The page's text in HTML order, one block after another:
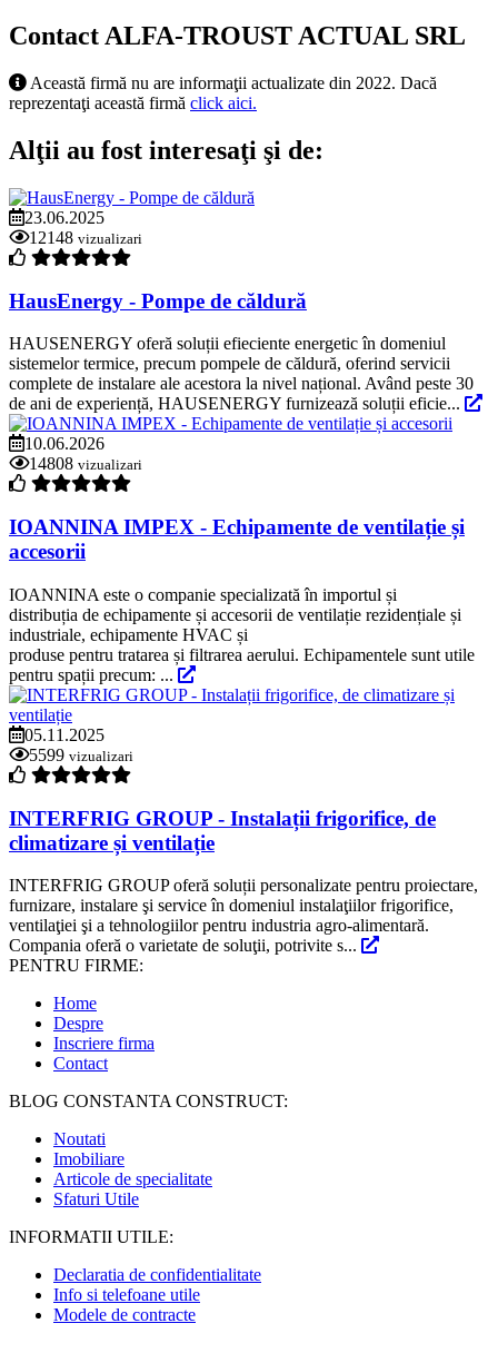
Contact ALFA-TROUST ACTUAL SRL
Această firmă nu are informaţii actualizate din 2022. Dacă
reprezentaţi această firmă click aici.
Alţii au fost interesaţi şi de:
23.06.2025
12148 vizualizari
HausEnergy - Pompe de căldură
HAUSENERGY oferă soluții efieciente energetic în domeniul
sistemelor termice, precum pompele de căldură, oferind servicii
complete de instalare ale acestora la nivel național. Având peste 30
de ani de experiență, HAUSENERGY furnizează soluții eficie...
10.06.2026
14808 vizualizari
IOANNINA IMPEX - Echipamente de ventilație și
accesorii
IOANNINA este o companie specializată în importul și
distribuția de echipamente și accesorii de ventilație rezidențiale și
industriale, echipamente HVAC și
produse pentru tratarea și filtrarea aerului. Echipamentele sunt utile
pentru spații precum: ...
05.11.2025
5599 vizualizari
INTERFRIG GROUP - Instalații frigorifice, de
climatizare și ventilație
INTERFRIG GROUP oferă soluții personalizate pentru proiectare,
furnizare, instalare şi service în domeniul instalaţiilor frigorifice,
ventilaţiei şi a tehnologiilor pentru industria agro-alimentară.
Compania oferă o varietate de soluţii, potrivite s...
PENTRU FIRME:
Home
Despre
Inscriere firma
Contact
BLOG CONSTANTA CONSTRUCT:
Noutati
Imobiliare
Articole de specialitate
Sfaturi Utile
INFORMATII UTILE:
Declaratia de confidentialitate
Info si telefoane utile
Modele de contracte